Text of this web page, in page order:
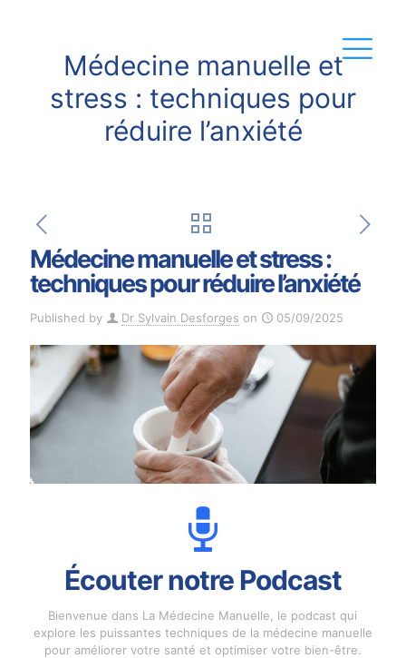
Médecine manuelle et
stress : techniques pour
réduire l’anxiété
Médecine manuelle et stress :
techniques pour réduire l’anxiété
Published by Dr Sylvain Desforges on 05/09/2025
Écouter notre Podcast
Bienvenue dans La Médecine Manuelle, le podcast qui
explore les puissantes techniques de la médecine manuelle
pour améliorer votre santé et optimiser votre bien-être.